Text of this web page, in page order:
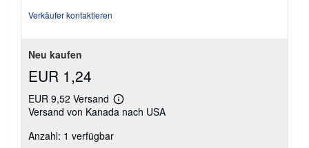
Verkäufer kontaktieren
Neu kaufen
EUR 1,24
EUR 9,52 Versand
Weitere
Informationen
Versand von Kanada nach USA
Anzahl: 1 verfügbar